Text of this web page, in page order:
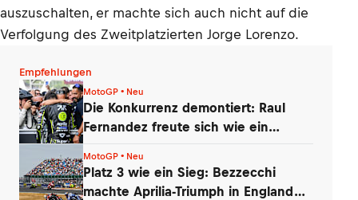
auszuschalten, er machte sich auch nicht auf die
Verfolgung des Zweitplatzierten Jorge Lorenzo.
Empfehlungen
MotoGP • Neu
Die Konkurrenz demontiert: Raul
Fernandez freute sich wie ein
MotoGP • Neu
Platz 3 wie ein Sieg: Bezzecchi
machte Aprilia-Triumph in England